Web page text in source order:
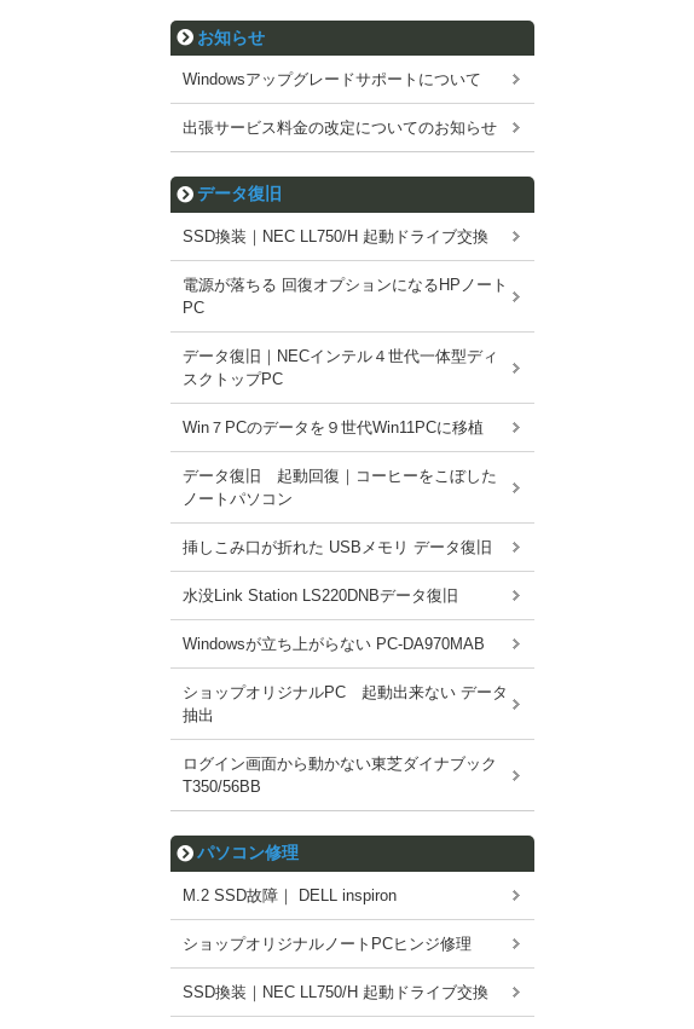
お知らせ
Windowsアップグレードサポートについて
出張サービス料金の改定についてのお知らせ
データ復旧
SSD換装｜NEC LL750/H 起動ドライブ交換
電源が落ちる 回復オプションになるHPノート
PC
データ復旧｜NECインテル４世代一体型ディ
スクトップPC
Win７PCのデータを９世代Win11PCに移植
データ復旧 起動回復｜コーヒーをこぼした
ノートパソコン
挿しこみ口が折れた USBメモリ データ復旧
水没Link Station LS220DNBデータ復旧
Windowsが立ち上がらない PC-DA970MAB
ショップオリジナルPC 起動出来ない データ
抽出
ログイン画面から動かない東芝ダイナブック
T350/56BB
パソコン修理
M.2 SSD故障｜ DELL inspiron
ショップオリジナルノートPCヒンジ修理
SSD換装｜NEC LL750/H 起動ドライブ交換